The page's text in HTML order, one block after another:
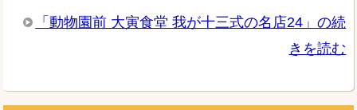
「動物園前 大寅食堂 我が十三式の名店24」の続
きを読む